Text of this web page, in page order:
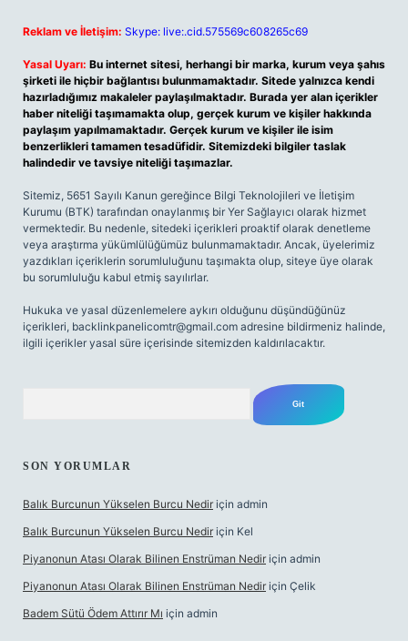
Reklam ve İletişim: Skype: live:.cid.575569c608265c69
Yasal Uyarı: Bu internet sitesi, herhangi bir marka, kurum veya şahıs
şirketi ile hiçbir bağlantısı bulunmamaktadır. Sitede yalnızca kendi
hazırladığımız makaleler paylaşılmaktadır. Burada yer alan içerikler
haber niteliği taşımamakta olup, gerçek kurum ve kişiler hakkında
paylaşım yapılmamaktadır. Gerçek kurum ve kişiler ile isim
benzerlikleri tamamen tesadüfidir. Sitemizdeki bilgiler taslak
halindedir ve tavsiye niteliği taşımazlar.
Sitemiz, 5651 Sayılı Kanun gereğince Bilgi Teknolojileri ve İletişim
Kurumu (BTK) tarafından onaylanmış bir Yer Sağlayıcı olarak hizmet
vermektedir. Bu nedenle, sitedeki içerikleri proaktif olarak denetleme
veya araştırma yükümlülüğümüz bulunmamaktadır. Ancak, üyelerimiz
yazdıkları içeriklerin sorumluluğunu taşımakta olup, siteye üye olarak
bu sorumluluğu kabul etmiş sayılırlar.
Hukuka ve yasal düzenlemelere aykırı olduğunu düşündüğünüz
içerikleri, backlinkpanelicomtr@gmail.com adresine bildirmeniz halinde,
ilgili içerikler yasal süre içerisinde sitemizden kaldırılacaktır.
SON YORUMLAR
Balık Burcunun Yükselen Burcu Nedir için admin
Balık Burcunun Yükselen Burcu Nedir için Kel
Piyanonun Atası Olarak Bilinen Enstrüman Nedir için admin
Piyanonun Atası Olarak Bilinen Enstrüman Nedir için Çelik
Badem Sütü Ödem Attırır Mı için admin